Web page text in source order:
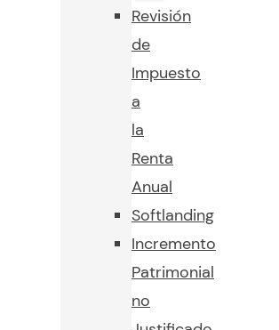
Revisión
de
Impuesto
a
la
Renta
Anual
Softlanding
Incremento
Patrimonial
no